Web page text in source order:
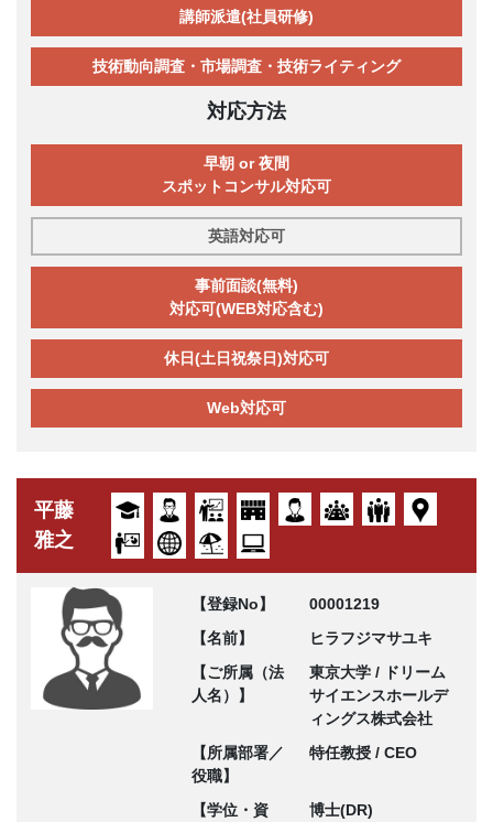
講師派遣(社員研修)
技術動向調査・市場調査・技術ライティング
対応方法
早朝 or 夜間
スポットコンサル対応可
英語対応可
事前面談(無料)
対応可(WEB対応含む)
休日(土日祝祭日)対応可
Web対応可
平藤
雅之
【登録No】
00001219
【名前】
ヒラフジマサユキ
【ご所属（法
人名）】
東京大学 / ドリーム
サイエンスホールデ
ィングス株式会社
【所属部署／
役職】
特任教授 / CEO
【学位・資
博士(DR)